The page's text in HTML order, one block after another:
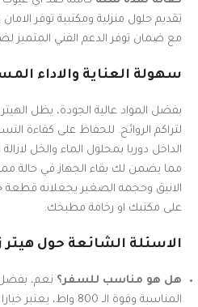
تقديم حلول منزلية ومكتبية توفر الامان
مع ضمان توفر الدعم الفني المتميز
سهولة العناية والاداء
بفضل المواد عالية الجودة، يظل
لتراكم الروائح. للحفاظ على كفاءة
الداخل دوريا بمحلول الماء والخل
مما يضمن لك بقاء الجهاز في حالة
الانيق وحجمه الصغير يجعلانه
على مكتبك او رخامة مطبخك.
الاسئلة الشائعة حول هيتر زيلان
هل هو مناسب للسفر؟ نعم،
المناسبة وقوة الـ 800